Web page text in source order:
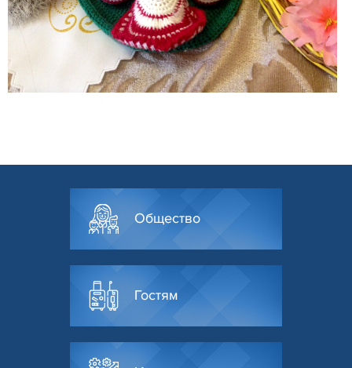
Общество
Гостям